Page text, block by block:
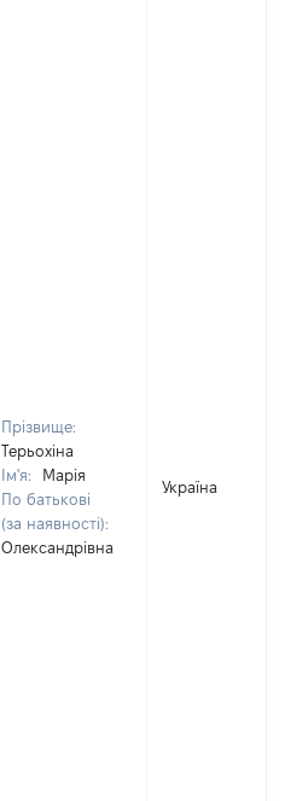
Прізвище:
Терьохіна
Ім'я:
Марія
По батькові
(за наявності):
Олександрівна
Україна